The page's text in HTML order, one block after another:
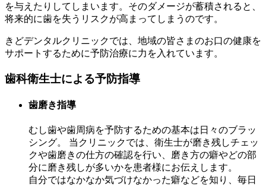
を与えたりしてしまいます。そのダメージが蓄積されると、
将来的に歯を失うリスクが高まってしまうのです。
きどデンタルクリニックでは、地域の皆さまのお口の健康を
サポートするために予防治療に力を入れています。
歯科衛生士による予防指導
歯磨き指導
むし歯や歯周病を予防するための基本は日々のブラッ
シング。 当クリニックでは、衛生士が磨き残しチェッ
クや歯磨きの仕方の確認を行い、磨き方の癖やどの部
分に磨き残しが多いかを患者様にお伝えします。
自分ではなかなか気づけなかった癖などを知り、毎日